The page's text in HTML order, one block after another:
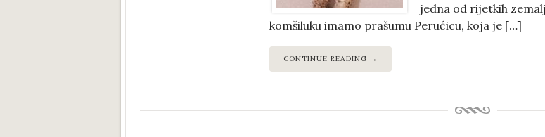
jedna od rijetkih
komšiluku imamo prašumu Perućicu, koja je […]
CONTINUE READING →